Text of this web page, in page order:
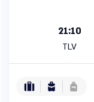
21:10
TLV